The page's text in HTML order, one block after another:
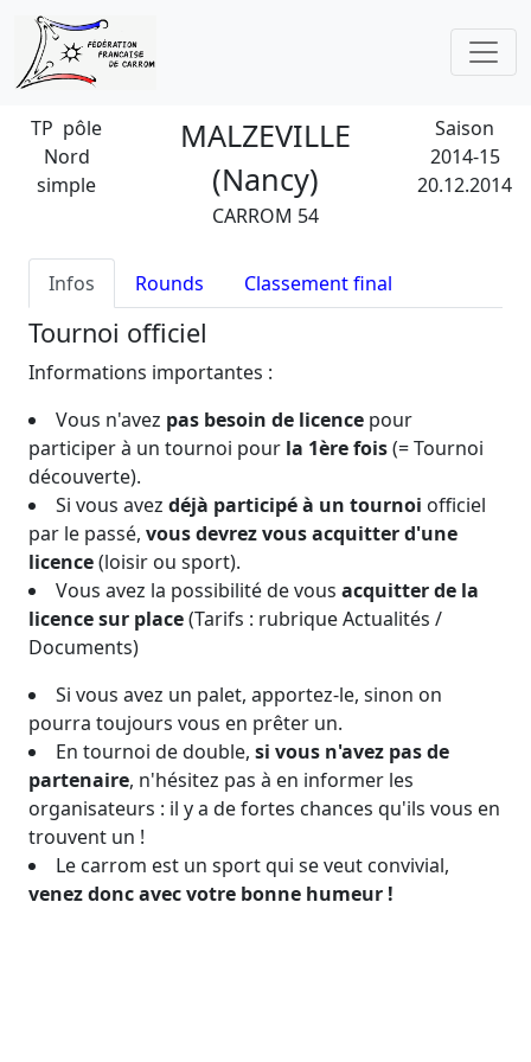
TP pôle
Nord
simple
MALZEVILLE
(Nancy)
CARROM 54
Saison
2014-15
20.12.2014
Infos Rounds Classement final
Tournoi officiel
Informations importantes :
Vous n'avez pas besoin de licence pour
participer à un tournoi pour la 1ère fois(= Tournoi
découverte).
Si vous avez déjà participé à un tournoi officiel
par le passé, vous devrez vous acquitter d'une
licence(loisir ou sport).
Vous avez la possibilité de vous acquitter de la
licence sur place(Tarifs : rubrique Actualités /
Documents)
Si vous avez un palet, apportez-le, sinon on
pourra toujours vous en prêter un.
En tournoi de double, si vous n'avez pas de
partenaire, n'hésitez pas à en informer les
organisateurs : il y a de fortes chances qu'ils vous en
trouvent un !
Le carrom est un sport qui se veut convivial,
venez donc avec votre bonne humeur !